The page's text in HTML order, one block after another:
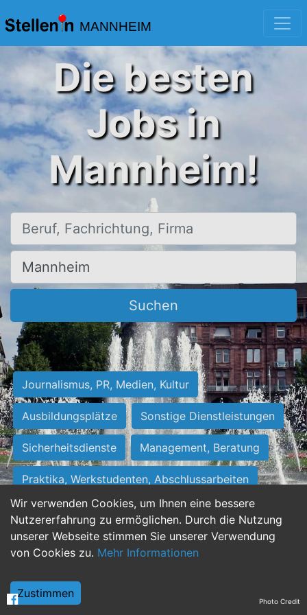
MANNHEIM
Wir verwenden Cookies, um Ihnen eine bessere
Nutzererfahrung zu ermöglichen. Durch die Nutzung
unserer Webseite stimmen Sie unserer Verwendung
von Cookies zu. Mehr Informationen
Zustimmen
Die besten
Jobs in
Mannheim!
Beruf, Fachrichtung, Firma
Ort, Stadt
Suchen
Journalismus, PR, Medien, Kultur
Ausbildungsplätze Sonstige Dienstleistungen
Sicherheitsdienste Management, Beratung
Praktika, Werkstudenten, Abschlussarbeiten
Personalwesen Assistenz, Sekretariat
Hilfskräfte, Aushilfs- und Nebenjobs
Weiterbildung, Studium, duale Ausbildung Photo Credit